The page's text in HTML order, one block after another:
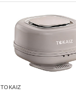
TOKAIZ